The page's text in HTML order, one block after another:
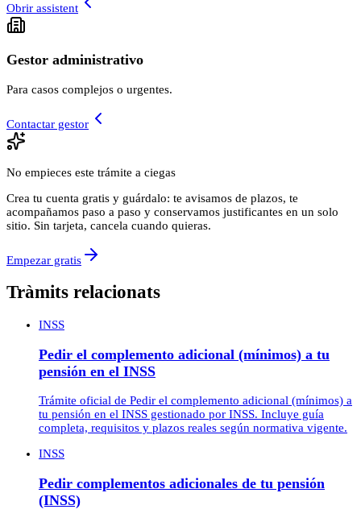
Obrir assistent
Gestor administrativo
Para casos complejos o urgentes.
Contactar gestor
No empieces este trámite a ciegas
Crea tu cuenta gratis y guárdalo: te avisamos de plazos, te
acompañamos paso a paso y conservamos justificantes en un solo
sitio. Sin tarjeta, cancela cuando quieras.
Empezar gratis
Tràmits relacionats
INSS
Pedir el complemento adicional (mínimos) a tu
pensión en el INSS
Trámite oficial de Pedir el complemento adicional (mínimos) a
tu pensión en el INSS gestionado por INSS. Incluye guía
completa, requisitos y plazos reales según normativa vigente.
INSS
Pedir complementos adicionales de tu pensión
(INSS)